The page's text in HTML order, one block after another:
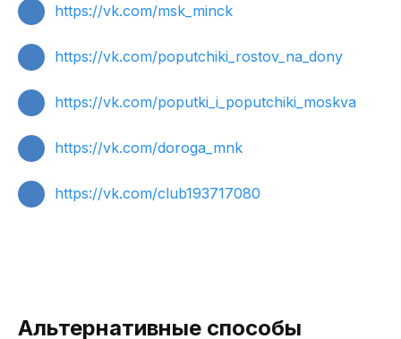
https://vk.com/msk_minck
https://vk.com/poputchiki_rostov_na_dony
https://vk.com/poputki_i_poputchiki_moskva
https://vk.com/doroga_mnk
https://vk.com/club193717080
Альтернативные способы